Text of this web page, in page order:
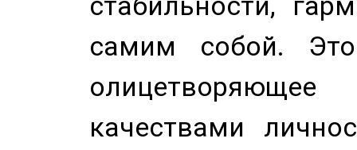
самим собой.
качествами